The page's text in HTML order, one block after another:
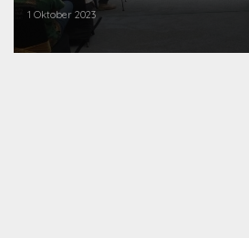
1 Oktober 2023